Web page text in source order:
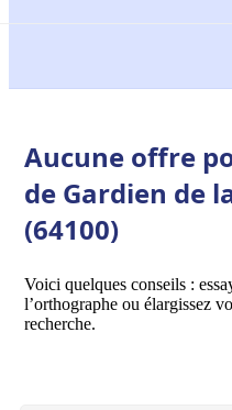
Aucune offre
de Gardien de
(64100)
Voici quelques conseils :
l’orthographe ou élargissez
recherche.